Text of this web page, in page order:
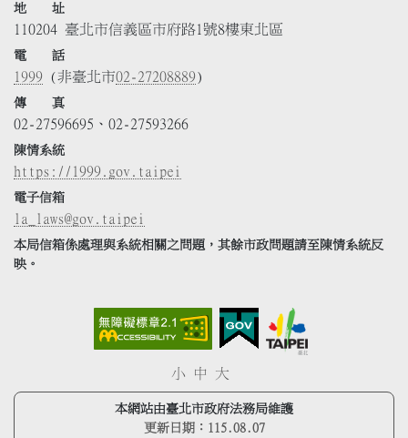
地 址
110204 臺北市信義區市府路1號8樓東北區
電 話
1999 (非臺北市02-27208889)
傳 真
02-27596695、02-27593266
陳情系統
https://1999.gov.taipei
電子信箱
la_laws@gov.taipei
本局信箱係處理與系統相關之問題，其餘市政問題請至陳情系統反
映。
小 中 大
本網站由臺北市政府法務局維護
更新日期： 115.08.07